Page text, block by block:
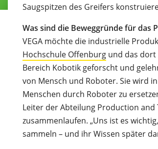
Saugspitzen des Greifers
Was sind die Beweggründe für das
VEGA möchte die industrielle
Hochschule Offenburg und das dort
Bereich Kobotik geforscht und
von Mensch und Roboter. Sie wird
Menschen durch Roboter zu
Leiter der Abteilung Production and
zusammenlaufen. „Uns ist es
sammeln – und ihr Wissen später